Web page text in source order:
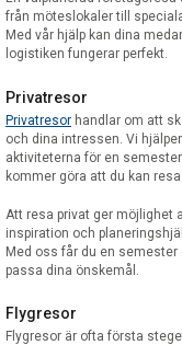
från möteslokaler till
Med vår hjälp kan dina
logistiken fungerar perfekt.
Privatresor
Privatresor handlar om att
och dina intressen. Vi
aktiviteterna för en
kommer göra att du kan resa
Att resa privat ger möjlighet
inspiration och
Med oss får du en
passa dina önskemål.
Flygresor
Flygresor är ofta första